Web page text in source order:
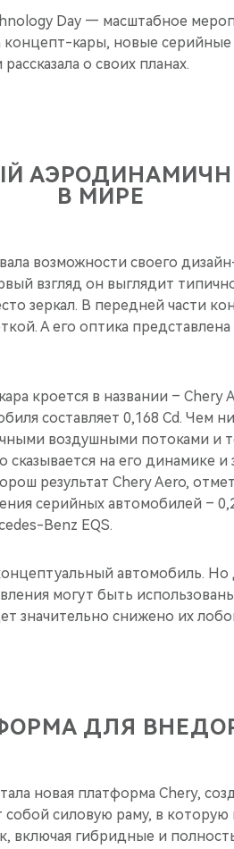
Day — масштабное
концепт-кары, новые
о своих планах.
В МИРЕ
возможности своего
взгляд он выглядит
зеркал. В передней части
А его оптика
кроется в названии –
составляет 0,168 Cd. Чем
воздушными потоками и
на его динамике и
результат Chery Aero,
серийных автомобилей –
Benz EQS.
автомобиль.
могут быть
значительно снижено их
ДЛЯ
новая платформа Chery,
силовую раму, в
включая гибридные и